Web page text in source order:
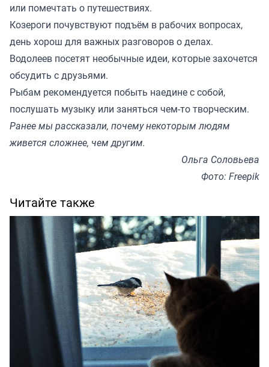
или помечтать о путешествиях.
Козероги почувствуют подъём в рабочих вопросах,
день хорош для важных разговоров о делах.
Водолеев посетят необычные идеи, которые захочется
обсудить с друзьями.
Рыбам рекомендуется побыть наедине с собой,
послушать музыку или заняться чем-то творческим.
Ранее мырассказали, почему некоторым людям
живется сложнее, чем другим.
Ольга Соловьева
Фото: Freepik
Читайте также